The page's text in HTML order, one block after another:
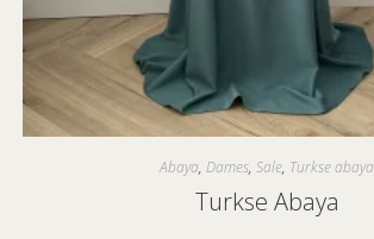
Abaya, Dames, Sale, Turkse abaya
Turkse Abaya